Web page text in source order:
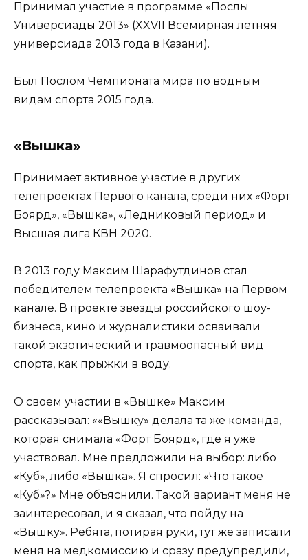
Принимал участие в программе «Послы
Универсиады 2013» (XXVII Всемирная летняя
универсиада 2013 года в Казани).
Был Послом Чемпионата мира по водным
видам спорта 2015 года.
«Вышка»
Принимает активное участие в других
телепроектах Первого канала, среди них «Форт
Боярд», «Вышка», «Ледниковый период» и
Высшая лига КВН 2020.
В 2013 году Максим Шарафутдинов стал
победителем телепроекта «Вышка» на Первом
канале. В проекте звезды российского шоу-
бизнеса, кино и журналистики осваивали
такой экзотический и травмоопасный вид
спорта, как прыжки в воду.
О своем участии в «Вышке» Максим
рассказывал: ««Вышку» делала та же команда,
которая снимала «Форт Боярд», где я уже
участвовал. Мне предложили на выбор: либо
«Куб», либо «Вышка». Я спросил: «Что такое
«Куб»?» Мне объяснили. Такой вариант меня не
заинтересовал, и я сказал, что пойду на
«Вышку». Ребята, потирая руки, тут же записали
меня на медкомиссию и сразу предупредили,